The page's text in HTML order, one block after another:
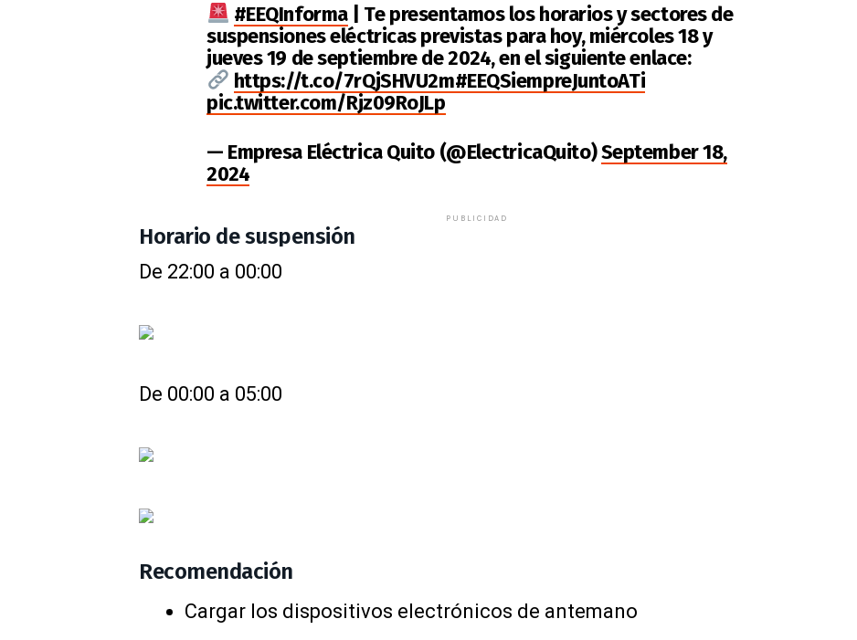
#EEQInforma| Te presentamos los horarios y sectores de
suspensiones eléctricas previstas para hoy, miércoles 18 y
jueves 19 de septiembre de 2024, en el siguiente enlace:
https://t.co/7rQjSHVU2m#EEQSiempreJuntoATi
pic.twitter.com/Rjz09RoJLp
— Empresa Eléctrica Quito (@ElectricaQuito)September 18,
2024
PUBLICIDAD
Horario de suspensión
De 22:00 a 00:00
De 00:00 a 05:00
Recomendación
Cargar los dispositivos electrónicos de antemano